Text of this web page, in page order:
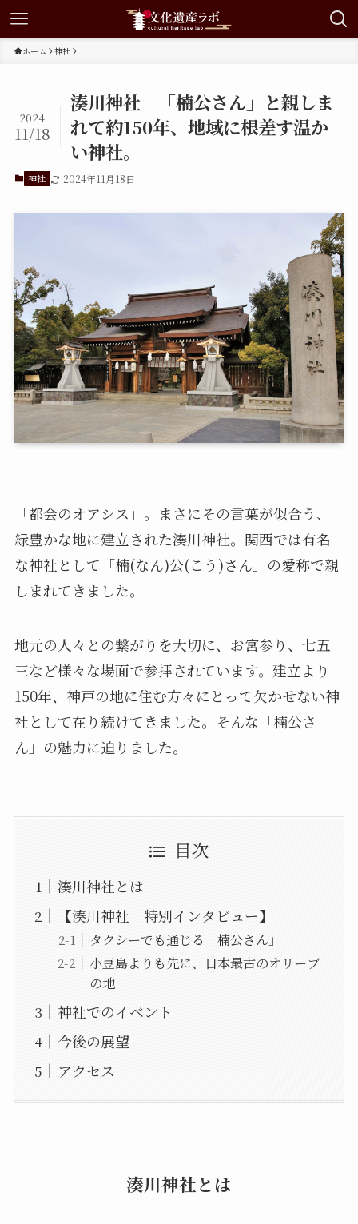
ホーム 神社
湊川神社 「楠公さん」と親しま
れて約150年、地域に根差す温か
い神社。
2024
11/18
神社 2024年11月18日
「都会のオアシス」。まさにその言葉が似合う、
緑豊かな地に建立された湊川神社。関西では有名
な神社として「楠(なん)公(こう)さん」の愛称で親
しまれてきました。
地元の人々との繋がりを大切に、お宮参り、七五
三など様々な場面で参拝されています。建立より
150年、神戸の地に住む方々にとって欠かせない神
社として在り続けてきました。そんな「楠公さ
ん」の魅力に迫りました。
目次
湊川神社とは
【湊川神社 特別インタビュー】
タクシーでも通じる「楠公さん」
小豆島よりも先に、日本最古のオリーブ
の地
神社でのイベント
今後の展望
アクセス
湊川神社とは